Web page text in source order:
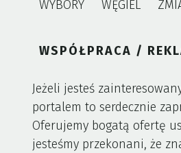
WYBORY
WĘGIEL
WSPÓŁPRACA /
Jeżeli jesteś
portalem to serdecznie
Oferujemy bogatą ofertę
jesteśmy przekonani, że